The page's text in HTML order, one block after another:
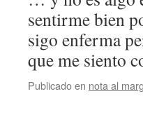
sentirme bien
sigo enferma
que me siento
Publicado en nota al